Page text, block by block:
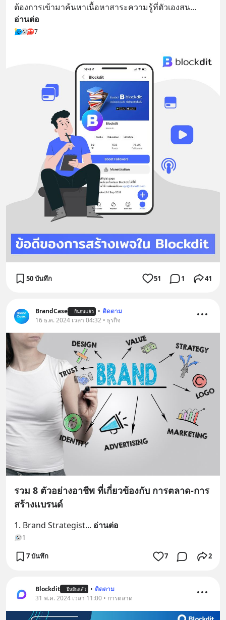
ต้องการเข้ามาค้นหาเนื้อหาสาระความรู้ที่ตัวเองสน
อ่านต่อ
7
50 บันทึก 51 1 41
BrandCase ยืนยันแล้ว • ติดตาม
16 ธ.ค. 2024 เวลา 04:32 • ธุรกิจ
รวม 8 ตัวอย่างอาชีพ ที่เกี่ยวข้องกับ การตลาด-การ
สร้างแบรนด์
1. Brand Strategist... อ่านต่อ
1
7 บันทึก 7 2
Blockdit ยืนยันแล้ว • ติดตาม
31 พ.ค. 2024 เวลา 11:00 • การตลาด